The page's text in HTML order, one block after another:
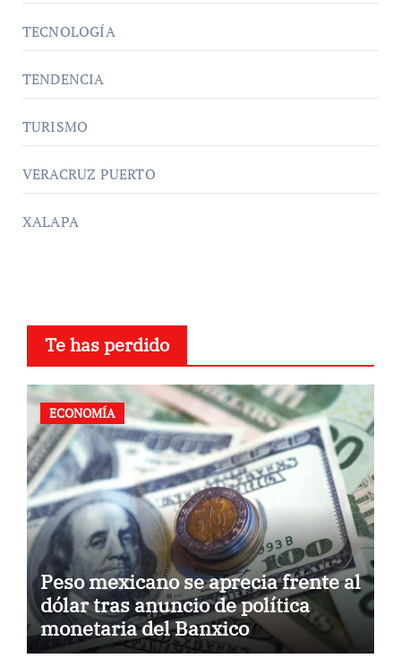
TECNOLOGÍA
TENDENCIA
TURISMO
VERACRUZ PUERTO
XALAPA
Te has perdido
ECONOMÍA
Peso mexicano se aprecia frente al
dólar tras anuncio de política
monetaria del Banxico